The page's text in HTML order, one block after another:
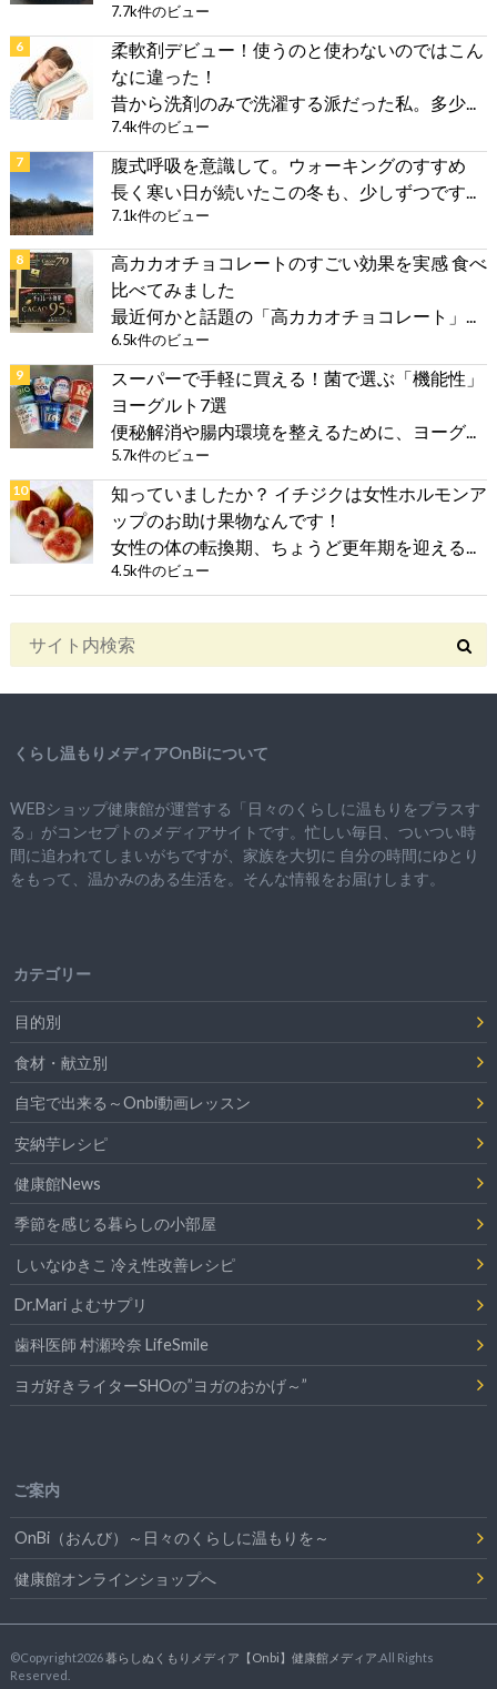
7.7k件のビュー
柔軟剤デビュー！使うのと使わないのではこん
なに違った！
昔から洗剤のみで洗濯する派だった私。多少...
7.4k件のビュー
腹式呼吸を意識して。ウォーキングのすすめ
長く寒い日が続いたこの冬も、少しずつです...
7.1k件のビュー
高カカオチョコレートのすごい効果を実感 食べ
比べてみました
最近何かと話題の「高カカオチョコレート」...
6.5k件のビュー
スーパーで手軽に買える！菌で選ぶ「機能性」
ヨーグルト7選
便秘解消や腸内環境を整えるために、ヨーグ...
5.7k件のビュー
知っていましたか？ イチジクは女性ホルモンア
ップのお助け果物なんです！
女性の体の転換期、ちょうど更年期を迎える...
4.5k件のビュー
くらし温もりメディアOnBiについて
WEBショップ健康館が運営する「日々のくらしに温もりをプラスす
る」がコンセプトのメディアサイトです。忙しい毎日、ついつい時
間に追われてしまいがちですが、 家族を大切に 自分の時間にゆとり
をもって、 温かみのある生活を。そんな情報をお届けします。
カテゴリー
目的別
食材・献立別
自宅で出来る～Onbi動画レッスン
安納芋レシピ
健康館News
季節を感じる暮らしの小部屋
しいなゆきこ 冷え性改善レシピ
Dr.Mari よむサプリ
歯科医師 村瀬玲奈 LifeSmile
ヨガ好きライターSHOの”ヨガのおかげ～”
ご案内
OnBi（おんび）～日々のくらしに温もりを～
健康館オンラインショップへ
©Copyright2026暮らしぬくもりメディア【Onbi】健康館メディア .All Rights
Reserved.